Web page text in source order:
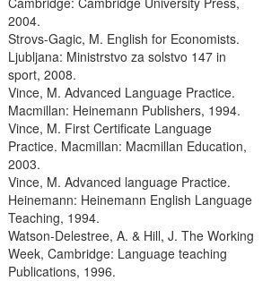
2004.
Strovs-Gagic, M. English for Economists.
Ljubljana: Ministrstvo za solstvo 147 in
sport, 2008.
Vince, M. Advanced Language Practice.
Macmillan: Heinemann Publishers, 1994.
Vince, M. First Certificate Language
Practice. Macmillan: Macmillan Education,
2003.
Vince, M. Advanced language Practice.
Heinemann: Heinemann English Language
Teaching, 1994.
Watson-Delestree, A. & Hill, J. The Working
Week, Cambridge: Language teaching
Publications, 1996.